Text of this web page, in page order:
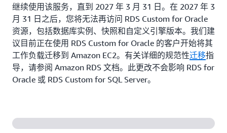
继续使用该服务，直到 2027 年 3 月 31 日。在 2027 年 3
月 31 日之后，您将无法再访问 RDS Custom for Oracle
资源，包括数据库实例、快照和自定义引擎版本。我们建
议目前正在使用 RDS Custom for Oracle 的客户开始将其
工作负载迁移到 Amazon EC2。有关详细的规范性迁移指
导，请参阅 Amazon RDS 文档。此更改不会影响 RDS for
Oracle 或 RDS Custom for SQL Server。